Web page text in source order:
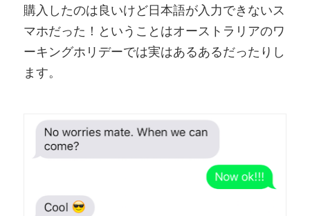
購入したのは良いけど日本語が入力できないス
マホだった！ということはオーストラリアのワ
ーキングホリデーでは実はあるあるだったりし
ます。